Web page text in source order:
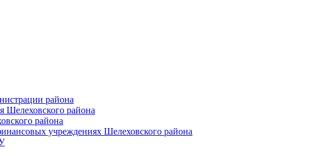
района
Шелеховского района
района
учреждениях Шелеховского района